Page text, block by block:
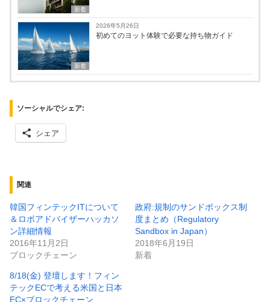
新着
新着
2026年5月26日
初めてのヨット体験で必要な持ち物ガイド
ソーシャルでシェア:
シェア
関連
韓国フィンテックITについて
＆ロボアドバイザーハッカソ
ン詳細情報
2016年11月2日
ブロックチェーン
政府:規制のサンドボックス制
度まとめ（Regulatory
Sandbox in Japan）
2018年6月19日
新着
8/18(金) 登壇します！フィン
テックECで考える米国と日本
EC×ブロックチェーン